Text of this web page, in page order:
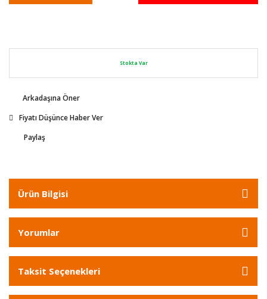
Stokta Var
Arkadaşına Öner
Fiyatı Düşünce Haber Ver
Paylaş
Ürün Bilgisi
Yorumlar
Taksit Seçenekleri